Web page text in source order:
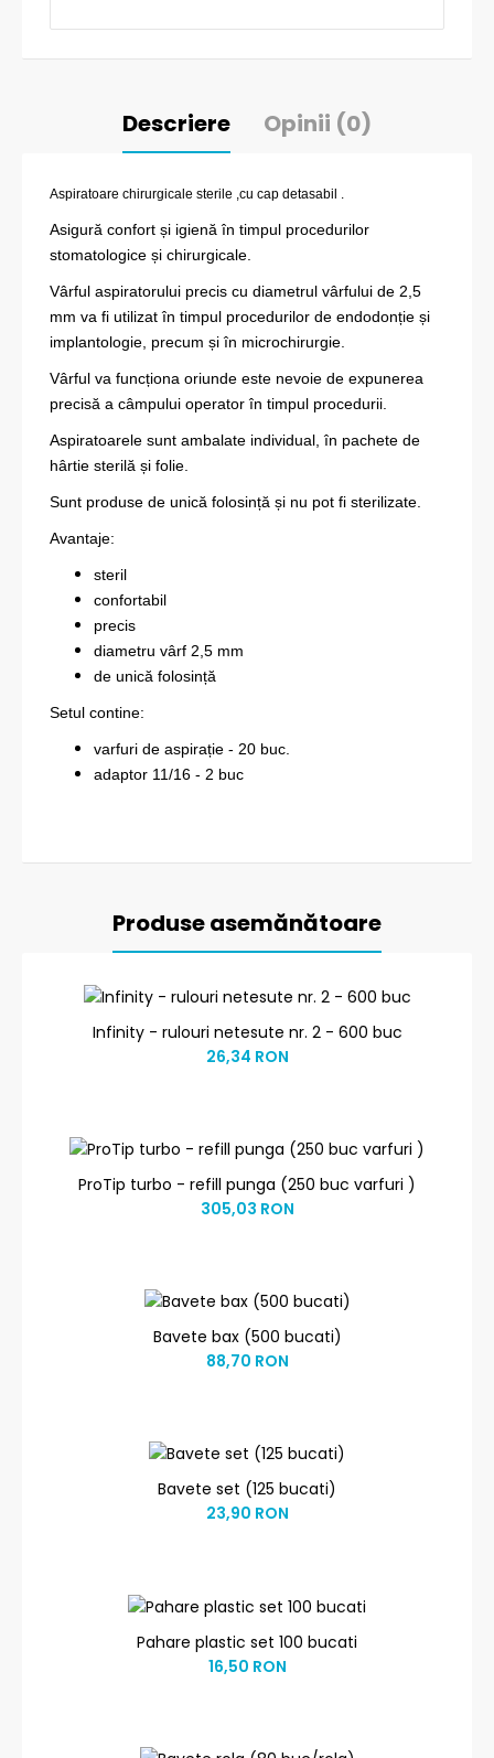
Descriere Opinii (0)
Aspiratoare chirurgicale sterile ,cu cap detasabil .
Asigură confort și igienă în timpul procedurilor
stomatologice și chirurgicale.
Vârful aspiratorului precis cu diametrul vârfului de 2,5
mm va fi utilizat în timpul procedurilor de endodonție și
implantologie, precum și în microchirurgie.
Vârful va funcționa oriunde este nevoie de expunerea
precisă a câmpului operator în timpul procedurii.
Aspiratoarele sunt ambalate individual, în pachete de
hârtie sterilă și folie.
Sunt produse de unică folosință și nu pot fi sterilizate.
Avantaje:
steril
confortabil
precis
diametru vârf 2,5 mm
de unică folosință
Setul contine:
varfuri de aspirație - 20 buc.
adaptor 11/16 - 2 buc
Produse asemănătoare
Infinity - rulouri netesute nr. 2 - 600 buc
26,34 RON
ProTip turbo - refill punga (250 buc varfuri )
305,03 RON
Bavete bax (500 bucati)
88,70 RON
Bavete set (125 bucati)
23,90 RON
Pahare plastic set 100 bucati
16,50 RON